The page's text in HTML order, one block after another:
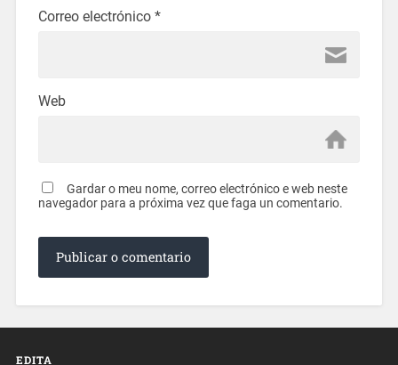
Correo electrónico *
Web
Gardar o meu nome, correo electrónico e web neste
navegador para a próxima vez que faga un comentario.
EDITA